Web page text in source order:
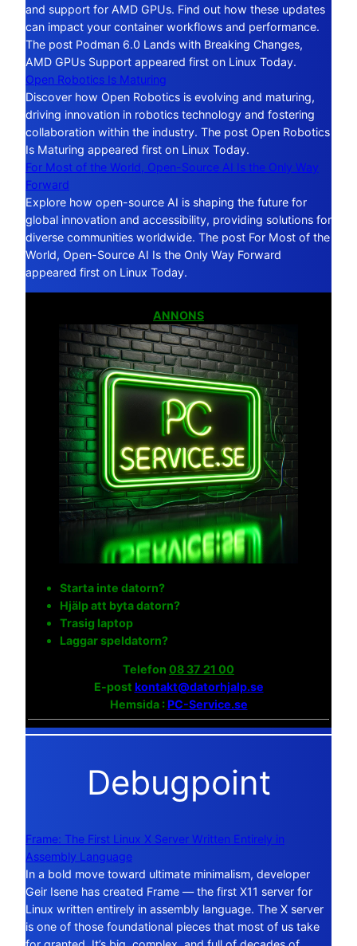
and support for AMD GPUs. Find out how these updates
can impact your container workflows and performance.
The post Podman 6.0 Lands with Breaking Changes,
AMD GPUs Support appeared first on Linux Today.
Open Robotics Is Maturing
Discover how Open Robotics is evolving and maturing,
driving innovation in robotics technology and fostering
collaboration within the industry. The post Open Robotics
Is Maturing appeared first on Linux Today.
For Most of the World, Open-Source AI Is the Only Way
Forward
Explore how open-source AI is shaping the future for
global innovation and accessibility, providing solutions for
diverse communities worldwide. The post For Most of the
World, Open-Source AI Is the Only Way Forward
appeared first on Linux Today.
ANNONS
Starta inte datorn?
Hjälp att byta datorn?
Trasig laptop
Laggar speldatorn?
Telefon 08 37 21 00
E-post kontakt@datorhjalp.se
Hemsida :PC-Service.se
Debugpoint
Frame: The First Linux X Server Written Entirely in
Assembly Language
In a bold move toward ultimate minimalism, developer
Geir Isene has created Frame — the first X11 server for
Linux written entirely in assembly language. The X server
is one of those foundational pieces that most of us take